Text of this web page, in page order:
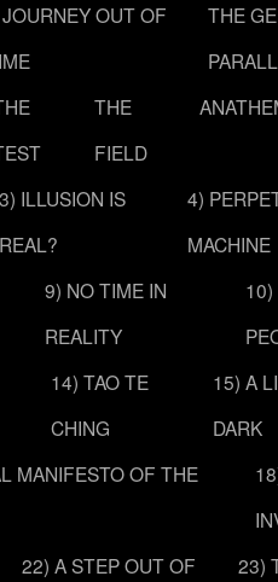
OUT OF
THE
THE
FIELD
3) ILLUSION IS
REAL?
4)
MACHINE
9) NO TIME IN
REALITY
14) TAO TE
CHING
15) A
DARK
MANIFESTO OF THE
22) A STEP OUT OF
23)